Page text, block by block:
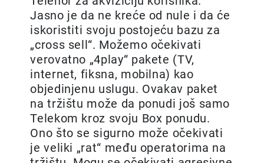
Jasno je da ne kreće od nule i da će
iskoristiti svoju postojeću bazu za
„cross sell“. Možemo očekivati
verovatno „4play“ pakete (TV,
internet, fiksna, mobilna) kao
objedinjenu uslugu. Ovakav paket
na tržištu može da ponudi još samo
Telekom kroz svoju Box ponudu.
Ono što se sigurno može očekivati
je veliki „rat“ među operatorima na